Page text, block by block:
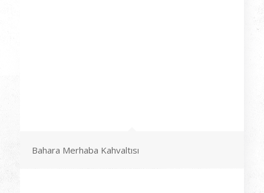
Bahara Merhaba Kahvaltısı